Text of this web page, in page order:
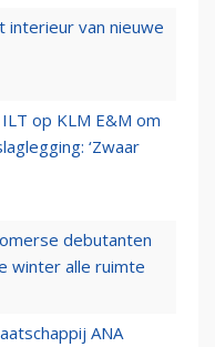
interieur van nieuwe
op KLM E&M om
‘Zwaar
debutanten
winter alle ruimte
ANA